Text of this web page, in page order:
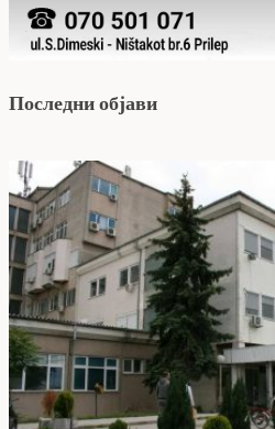
Последни објави